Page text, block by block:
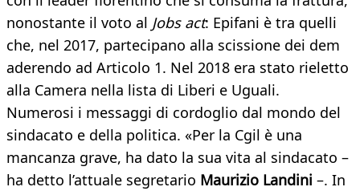
nonostante il voto al Jobs act: Epifani è tra quelli
che, nel 2017, partecipano alla scissione dei dem
aderendo ad Articolo 1. Nel 2018 era stato rieletto
alla Camera nella lista di Liberi e Uguali.
Numerosi i messaggi di cordoglio dal mondo del
sindacato e della politica. «Per la Cgil è una
mancanza grave, ha dato la sua vita al sindacato –
ha detto l’attuale segretario Maurizio Landini –. In